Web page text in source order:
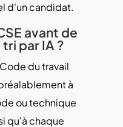
d'un candidat.
avant de
par IA ?
du travail
à
ou technique
qu'à chaque